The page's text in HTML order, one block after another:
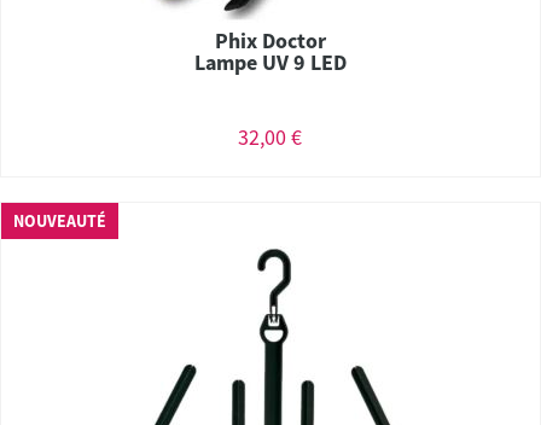
Phix Doctor
Lampe UV 9 LED
32,00 €
NOUVEAUTÉ